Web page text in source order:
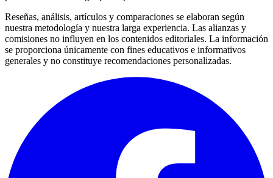
Reseñas, análisis, artículos y comparaciones se elaboran según
nuestra metodología y nuestra larga experiencia. Las alianzas y
comisiones no influyen en los contenidos editoriales. La información
se proporciona únicamente con fines educativos e informativos
generales y no constituye recomendaciones personalizadas.